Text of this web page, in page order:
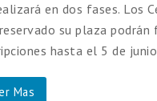
en dos fases. Los
su plaza
hasta el 5 de
Mas